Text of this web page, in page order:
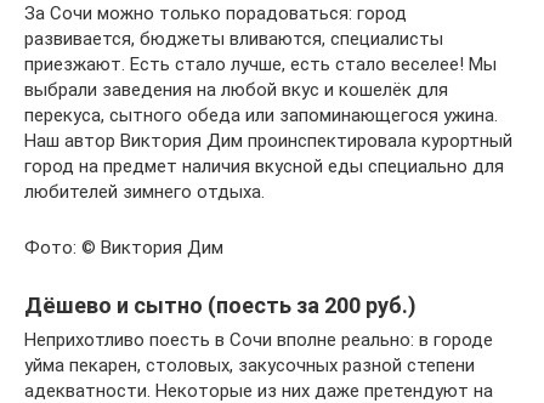
За Сочи можно только порадоваться: город
развивается, бюджеты вливаются, специалисты
приезжают. Есть стало лучше, есть стало веселее! Мы
выбрали заведения на любой вкус и кошелёк для
перекуса, сытного обеда или запоминающегося ужина.
Наш автор Виктория Дим проинспектировала курортный
город на предмет наличия вкусной еды специально для
любителей зимнего отдыха.
Фото: © Виктория Дим
Дёшево и сытно (поесть за 200 руб.)
Неприхотливо поесть в Сочи вполне реально: в городе
уйма пекарен, столовых, закусочных разной степени
адекватности. Некоторые из них даже претендуют на